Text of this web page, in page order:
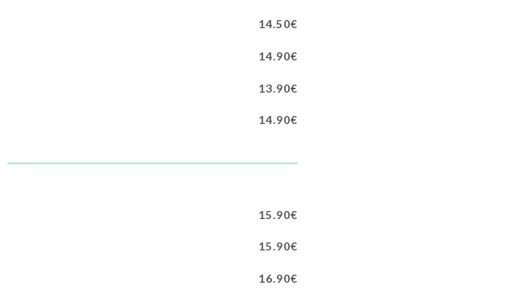
14.50€
14.90€
13.90€
14.90€
15.90€
15.90€
16.90€